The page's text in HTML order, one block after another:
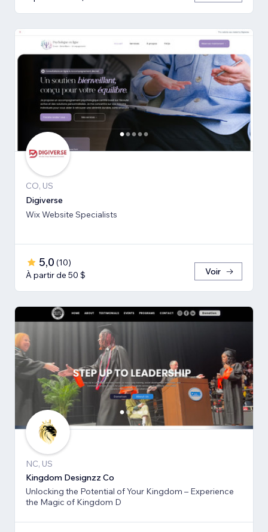
CO, US
Digiverse
Wix Website Specialists
5,0 (10)
À partir de 50 $
Voir
NC, US
Kingdom Designzz Co
Unlocking the Potential of Your Kingdom – Experience
the Magic of Kingdom D